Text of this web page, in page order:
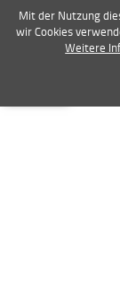
Bagger
Mit der Nutzung
wir Cookies
Weitere